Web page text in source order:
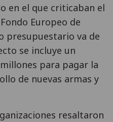
en el que criticaban el
Europeo de
presupuestario va de
se incluye un
para pagar la
de nuevas armas y
resaltaron